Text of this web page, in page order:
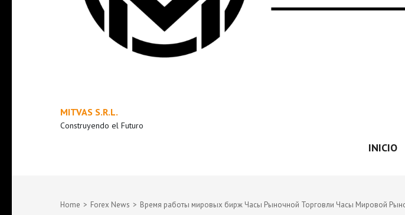
MITVAS S.R.L.
Construyendo el Futuro
INICIO
Home > Forex News > Время работы мировых бирж Часы Рыночной Торговли Часы Мировой